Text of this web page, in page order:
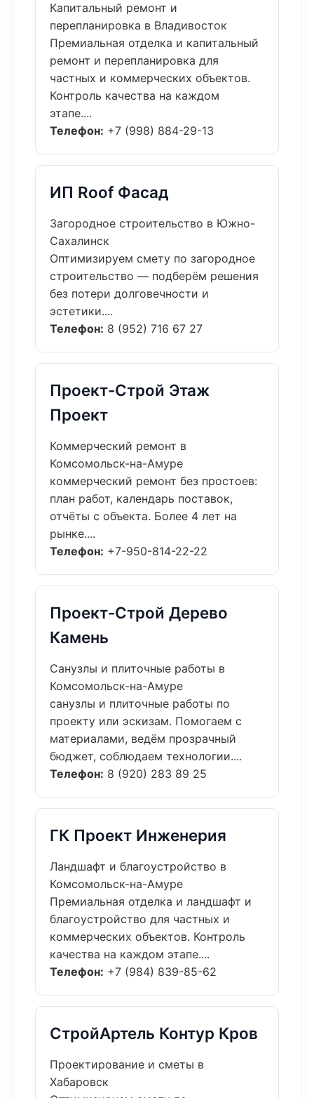
Капитальный ремонт и
перепланировка в Владивосток
Премиальная отделка и капитальный
ремонт и перепланировка для
частных и коммерческих объектов.
Контроль качества на каждом
этапе....
Телефон: +7 (998) 884-29-13
ИП Roof Фасад
Загородное строительство в Южно-
Сахалинск
Оптимизируем смету по загородное
строительство — подберём решения
без потери долговечности и
эстетики....
Телефон: 8 (952) 716 67 27
Проект-Строй Этаж
Проект
Коммерческий ремонт в
Комсомольск-на-Амуре
коммерческий ремонт без простоев:
план работ, календарь поставок,
отчёты с объекта. Более 4 лет на
рынке....
Телефон: +7-950-814-22-22
Проект-Строй Дерево
Камень
Санузлы и плиточные работы в
Комсомольск-на-Амуре
санузлы и плиточные работы по
проекту или эскизам. Помогаем с
материалами, ведём прозрачный
бюджет, соблюдаем технологии....
Телефон: 8 (920) 283 89 25
ГК Проект Инженерия
Ландшафт и благоустройство в
Комсомольск-на-Амуре
Премиальная отделка и ландшафт и
благоустройство для частных и
коммерческих объектов. Контроль
качества на каждом этапе....
Телефон: +7 (984) 839-85-62
СтройАртель Контур Кров
Проектирование и сметы в
Хабаровск